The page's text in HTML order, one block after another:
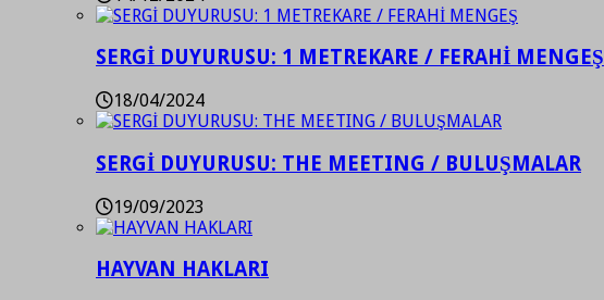
SERGİ DUYURUSU: 1 METREKARE / FERAHİ MENGEŞ
18/04/2024
SERGİ DUYURUSU: THE MEETING / BULUŞMALAR
19/09/2023
HAYVAN HAKLARI